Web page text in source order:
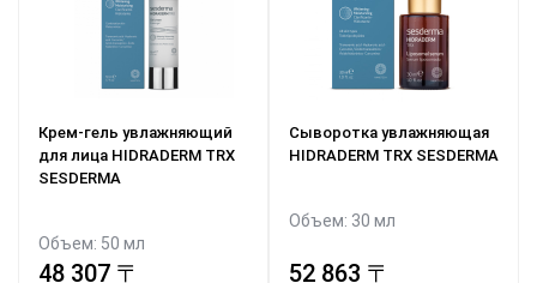
Крем-гель увлажняющий
для лица HIDRADERM TRX
SESDERMA
Объем: 50 мл
48 307 〒
Сыворотка увлажняющая
HIDRADERM TRX SESDERMA
Объем: 30 мл
52 863 〒